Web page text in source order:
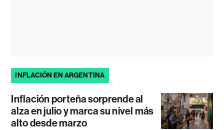
INFLACIÓN EN ARGENTINA
Inflación porteña sorprende al
alza en julio y marca su nivel más
alto desde marzo